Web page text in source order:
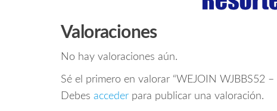
Valoraciones
No hay valoraciones aún.
Sé el primero en valorar “WEJOIN WJBBS52
Debes acceder para publicar una valoración.